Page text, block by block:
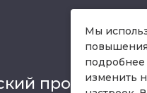
проспект
Мы
повышения
подробнее
изменить